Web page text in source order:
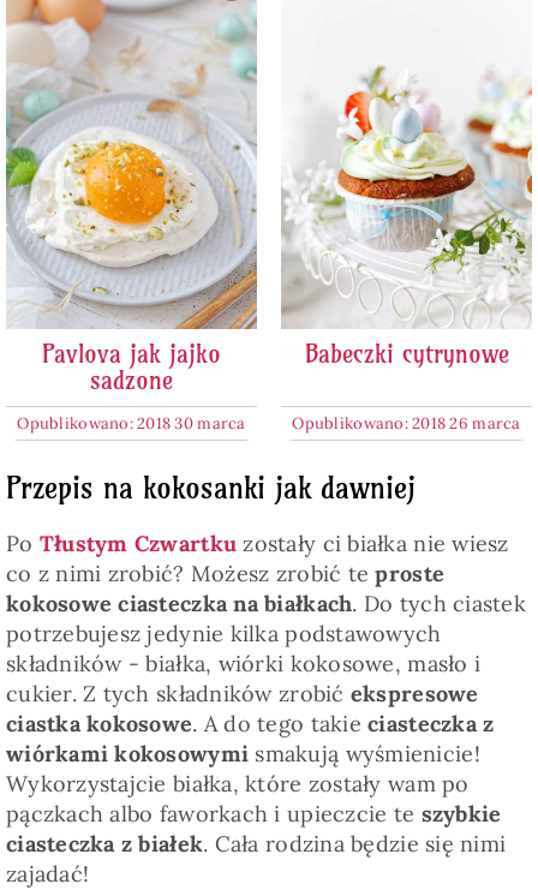
Pavlova jak jajko
sadzone
Opublikowano: 2018 30 marca
Babeczki cytrynowe
Opublikowano: 2018 26 marca
Przepis na kokosanki jak dawniej
Po Tłustym Czwartku zostały ci białka nie wiesz
co z nimi zrobić? Możesz zrobić teproste
kokosowe ciasteczka na białkach. Do tych ciastek
potrzebujesz jedynie kilka podstawowych
składników - białka, wiórki kokosowe, masło i
cukier. Z tych składników zrobić ekspresowe
ciastka kokosowe. A do tego takieciasteczka z
wiórkami kokosowymi smakują wyśmienicie!
Wykorzystajcie białka, które zostały wam po
pączkach albo faworkach i upieczcie te szybkie
ciasteczka z białek. Cała rodzina będzie się nimi
zajadać!